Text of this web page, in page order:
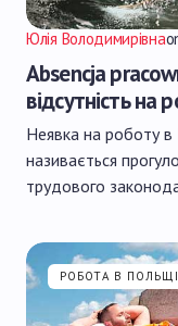
Юлія Володимирівна
Absencja
відсутність на
Неявка на роботу в
називається
трудового
РОБОТА В ПОЛЬЩІ